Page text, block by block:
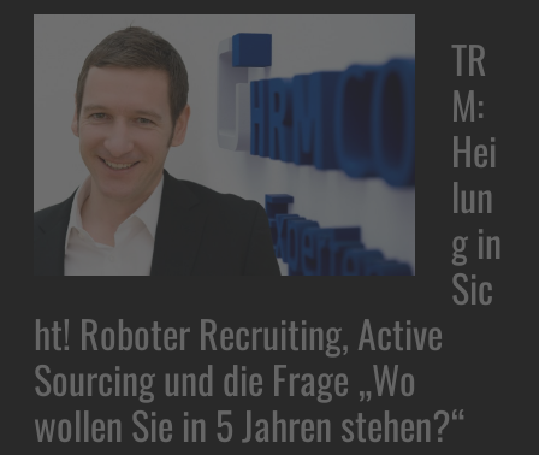
TR
M:
Hei
lun
g in
Sic
ht! Roboter Recruiting, Active
Sourcing und die Frage „Wo
wollen Sie in 5 Jahren stehen?“